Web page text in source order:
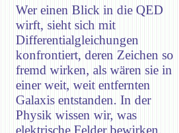
Wer einen Blick in die QED
wirft, sieht sich mit
Differentialgleichungen
konfrontiert, deren Zeichen so
fremd wirken, als wären sie in
einer weit, weit entfernten
Galaxis entstanden. In der
Physik wissen wir, was